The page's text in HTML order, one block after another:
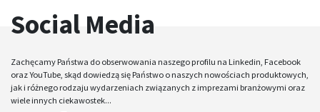
Social Media
Zachęcamy Państwa do obserwowania naszego profilu na Linkedin, Facebook
oraz YouTube, skąd dowiedzą się Państwo o naszych nowościach produktowych,
jak i różnego rodzaju wydarzeniach związanych z imprezami branżowymi oraz
wiele innych ciekawostek...